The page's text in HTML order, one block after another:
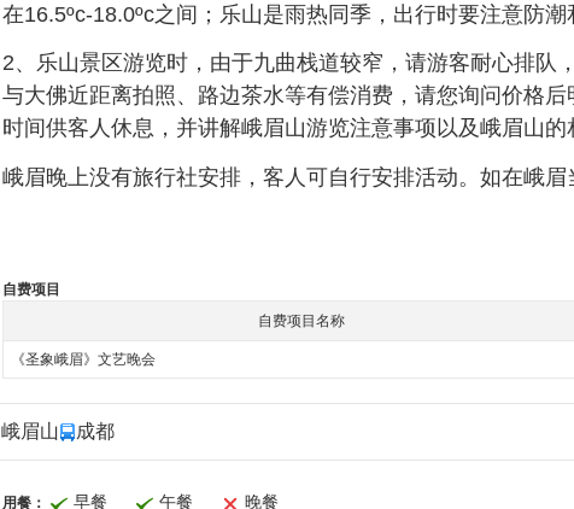
在16.5ºc-18.0ºc之间；乐山是雨热同季，出行时要注意防
2、乐山景区游览时，由于九曲栈道较窄，请游客耐心排队
与大佛近距离拍照、路边茶水等有偿消费，请您询问价格
时间供客人休息，并讲解峨眉山游览注意事项以及峨眉山
峨眉晚上没有旅行社安排，客人可自行安排活动。如在峨眉
自费项目
自费项目名称
《圣象峨眉》文艺晚会
峨眉山 成都
用餐： 早餐 午餐 晚餐